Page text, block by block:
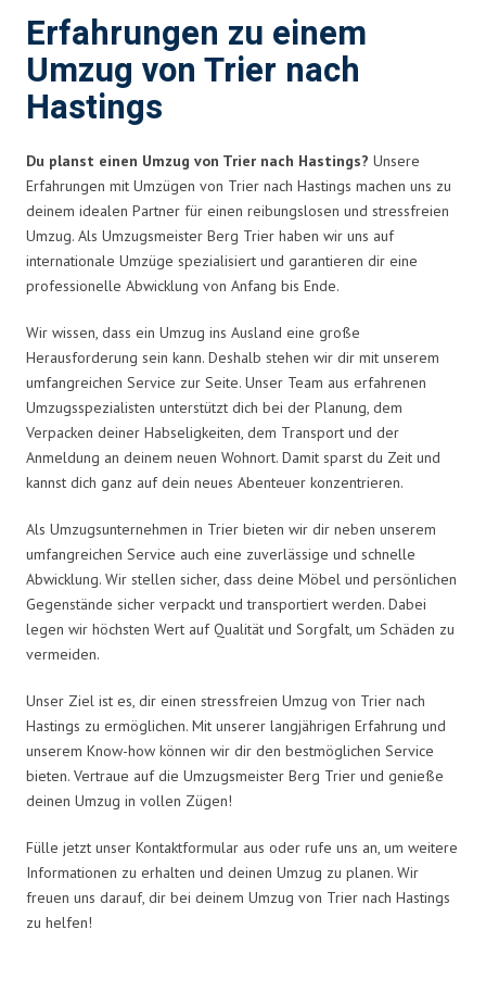
Erfahrungen zu einem
Umzug von Trier nach
Hastings
Du planst einen Umzug von Trier nach Hastings? Unsere
Erfahrungen mit Umzügen von Trier nach Hastings machen uns zu
deinem idealen Partner für einen reibungslosen und stressfreien
Umzug. Als Umzugsmeister Berg Trier haben wir uns auf
internationale Umzüge spezialisiert und garantieren dir eine
professionelle Abwicklung von Anfang bis Ende.
Wir wissen, dass ein Umzug ins Ausland eine große
Herausforderung sein kann. Deshalb stehen wir dir mit unserem
umfangreichen Service zur Seite. Unser Team aus erfahrenen
Umzugsspezialisten unterstützt dich bei der Planung, dem
Verpacken deiner Habseligkeiten, dem Transport und der
Anmeldung an deinem neuen Wohnort. Damit sparst du Zeit und
kannst dich ganz auf dein neues Abenteuer konzentrieren.
Als Umzugsunternehmen in Trier bieten wir dir neben unserem
umfangreichen Service auch eine zuverlässige und schnelle
Abwicklung. Wir stellen sicher, dass deine Möbel und persönlichen
Gegenstände sicher verpackt und transportiert werden. Dabei
legen wir höchsten Wert auf Qualität und Sorgfalt, um Schäden zu
vermeiden.
Unser Ziel ist es, dir einen stressfreien Umzug von Trier nach
Hastings zu ermöglichen. Mit unserer langjährigen Erfahrung und
unserem Know-how können wir dir den bestmöglichen Service
bieten. Vertraue auf die Umzugsmeister Berg Trier und genieße
deinen Umzug in vollen Zügen!
Fülle jetzt unser Kontaktformular aus oder rufe uns an, um weitere
Informationen zu erhalten und deinen Umzug zu planen. Wir
freuen uns darauf, dir bei deinem Umzug von Trier nach Hastings
zu helfen!